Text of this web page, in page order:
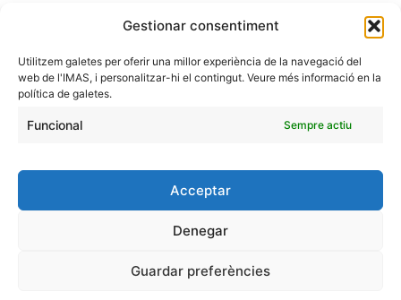
Gestionar consentiment
Utilitzem galetes per oferir una millor experiència de la navegació del
web de l'IMAS, i personalitzar-hi el contingut. Veure més informació en la
política de galetes.
Funcional Sempre actiu
Acceptar
Denegar
Guardar preferències
Altres enllaços
Notícies
Seu electrònica del CiM
Avís legal
Protecció de Dades